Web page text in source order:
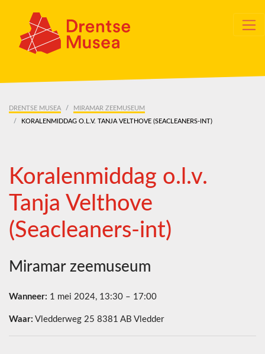
DRENTSE MUSEA
MIRAMAR ZEEMUSEUM
KORALENMIDDAG O.L.V. TANJA VELTHOVE (SEACLEANERS-INT)
Koralenmiddag o.l.v.
Tanja Velthove
(Seacleaners-int)
Miramar zeemuseum
Wanneer: 1 mei 2024, 13:30 – 17:00
Waar: Vledderweg 25 8381 AB Vledder